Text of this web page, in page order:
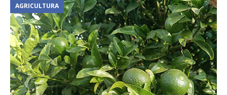
AGRICULTURA